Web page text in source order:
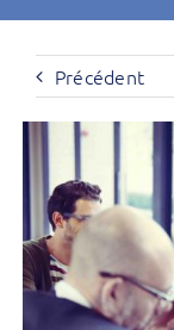
Précédent